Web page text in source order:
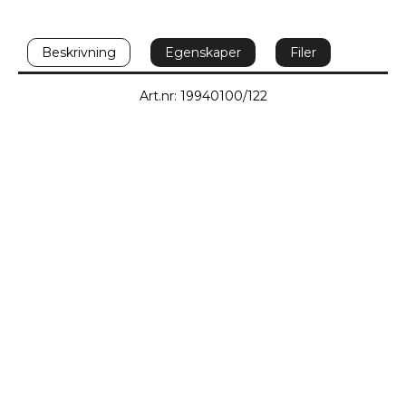
Beskrivning Egenskaper Filer
Art.nr: 19940100/122